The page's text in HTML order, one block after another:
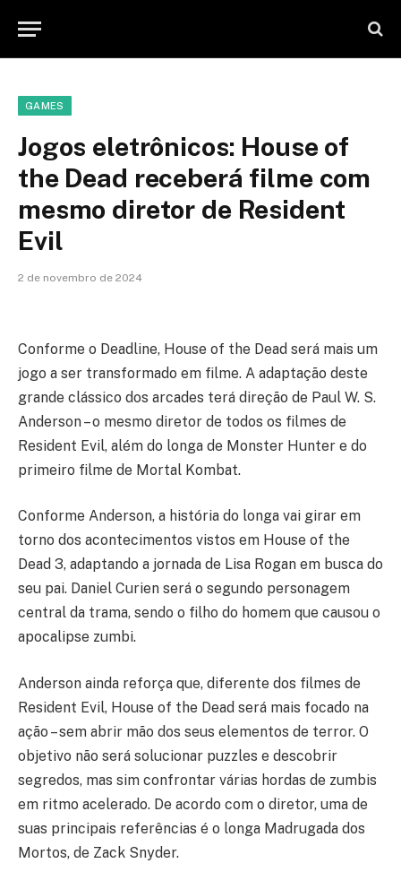
GAMES
Jogos eletrônicos: House of
the Dead receberá filme com
mesmo diretor de Resident
Evil
2 de novembro de 2024
Conforme o Deadline, House of the Dead será mais um
jogo a ser transformado em filme. A adaptação deste
grande clássico dos arcades terá direção de Paul W. S.
Anderson – o mesmo diretor de todos os filmes de
Resident Evil, além do longa de Monster Hunter e do
primeiro filme de Mortal Kombat.
Conforme Anderson, a história do longa vai girar em
torno dos acontecimentos vistos em House of the
Dead 3, adaptando a jornada de Lisa Rogan em busca do
seu pai. Daniel Curien será o segundo personagem
central da trama, sendo o filho do homem que causou o
apocalipse zumbi.
Anderson ainda reforça que, diferente dos filmes de
Resident Evil, House of the Dead será mais focado na
ação – sem abrir mão dos seus elementos de terror. O
objetivo não será solucionar puzzles e descobrir
segredos, mas sim confrontar várias hordas de zumbis
em ritmo acelerado. De acordo com o diretor, uma de
suas principais referências é o longa Madrugada dos
Mortos, de Zack Snyder.